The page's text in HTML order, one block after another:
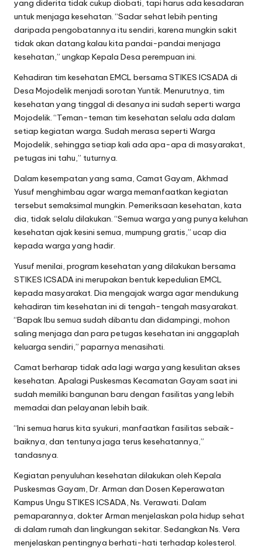
yang diderita tidak cukup diobati, tapi harus ada kesadaran
untuk menjaga kesehatan. “Sadar sehat lebih penting
daripada pengobatannya itu sendiri, karena mungkin sakit
tidak akan datang kalau kita pandai-pandai menjaga
kesehatan,” ungkap Kepala Desa perempuan ini.
Kehadiran tim kesehatan EMCL bersama STIKES ICSADA di
Desa Mojodelik menjadi sorotan Yuntik. Menurutnya, tim
kesehatan yang tinggal di desanya ini sudah seperti warga
Mojodelik. “Teman-teman tim kesehatan selalu ada dalam
setiap kegiatan warga. Sudah merasa seperti Warga
Mojodelik, sehingga setiap kali ada apa-apa di masyarakat,
petugas ini tahu,” tuturnya.
Dalam kesempatan yang sama, Camat Gayam, Akhmad
Yusuf menghimbau agar warga memanfaatkan kegiatan
tersebut semaksimal mungkin. Pemeriksaan kesehatan, kata
dia, tidak selalu dilakukan. “Semua warga yang punya keluhan
kesehatan ajak kesini semua, mumpung gratis,” ucap dia
kepada warga yang hadir.
Yusuf menilai, program kesehatan yang dilakukan bersama
STIKES ICSADA ini merupakan bentuk kepedulian EMCL
kepada masyarakat. Dia mengajak warga agar mendukung
kehadiran tim kesehatan ini di tengah-tengah masyarakat.
“Bapak Ibu semua sudah dibantu dan didampingi, mohon
saling menjaga dan para petugas kesehatan ini anggaplah
keluarga sendiri,” paparnya menasihati.
Camat berharap tidak ada lagi warga yang kesulitan akses
kesehatan. Apalagi Puskesmas Kecamatan Gayam saat ini
sudah memiliki bangunan baru dengan fasilitas yang lebih
memadai dan pelayanan lebih baik.
“Ini semua harus kita syukuri, manfaatkan fasilitas sebaik-
baiknya, dan tentunya jaga terus kesehatannya,”
tandasnya.
Kegiatan penyuluhan kesehatan dilakukan oleh Kepala
Puskesmas Gayam, Dr. Arman dan Dosen Keperawatan
Kampus Ungu STIKES ICSADA, Ns. Verawati. Dalam
pemaparannya, dokter Arman menjelaskan pola hidup sehat
di dalam rumah dan lingkungan sekitar. Sedangkan Ns. Vera
menjelaskan pentingnya berhati-hati terhadap kolesterol.